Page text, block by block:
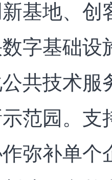
基地、创
字基础设
共技术服
范园。支
弥补单个